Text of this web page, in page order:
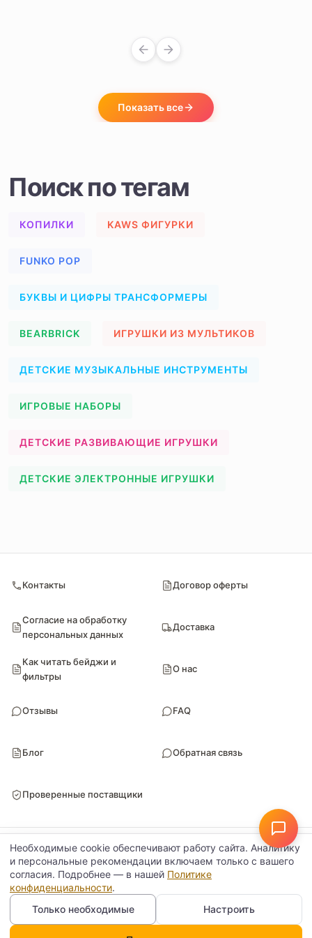
Показать все
Поиск по тегам
КОПИЛКИ KAWS ФИГУРКИ
FUNKO POP
БУКВЫ И ЦИФРЫ ТРАНСФОРМЕРЫ
BEARBRICK ИГРУШКИ ИЗ МУЛЬТИКОВ
ДЕТСКИЕ МУЗЫКАЛЬНЫЕ ИНСТРУМЕНТЫ
ИГРОВЫЕ НАБОРЫ
ДЕТСКИЕ РАЗВИВАЮЩИЕ ИГРУШКИ
ДЕТСКИЕ ЭЛЕКТРОННЫЕ ИГРУШКИ
Контакты Договор оферты
Согласие на обработку
персональных данных
Доставка
Как читать бейджи и
фильтры
О нас
Отзывы FAQ
Блог Обратная связь
Проверенные поставщики
© Поставкин 2026ООО «Блитури» · ИНН 9102052170 · ОГРН 1149102107461
Политика конфиденциальности Настройки данных
Необходимые cookie обеспечивают работу сайта. Аналитику
и персональные рекомендации включаем только с вашего
согласия. Подробнее — в нашей Политике
конфиденциальности.
Только необходимые
Настроить